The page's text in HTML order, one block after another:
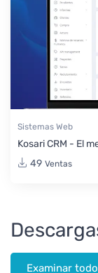
Sistemas Web
Kosari CRM - El
49 Ventas
Examinar